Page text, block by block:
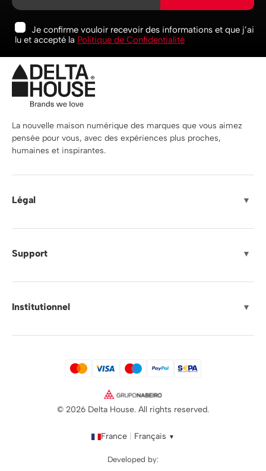
Je confirme vouloir recevoir des informations et que j’ai
lu et accepté la Politique de Confidentialité
La nouvelle maison numérique des marques que vous aimez
pensée pour vous, avec des expériences plus proches,
humaines et inspirantes.
Légal ▼
Support ▼
Institutionnel ▼
© 2026 Delta House. All rights reserved.
France Français ▼
Developed by: